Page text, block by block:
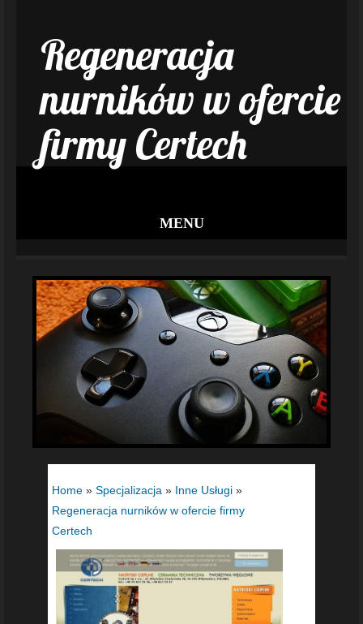
Regeneracja
nurników w ofercie
firmy Certech
MENU
Home » Specjalizacja » Inne Usługi »
Regeneracja nurników w ofercie firmy
Certech